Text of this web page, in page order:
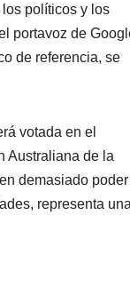
políticos y los
portavoz de
de referencia, se
votada en el
Australiana de la
demasiado
representa